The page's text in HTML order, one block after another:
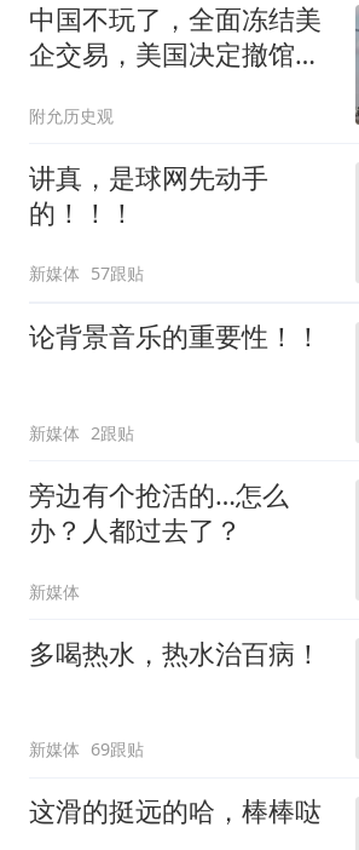
中国不玩了，全面冻结美
企交易，美国决定撤馆，
附允历史观
讲真，是球网先动手
的！！！
新媒体 57跟贴
论背景音乐的重要性！！
新媒体 2跟贴
旁边有个抢活的…怎么
办？人都过去了？
新媒体
多喝热水，热水治百病！
新媒体 69跟贴
这滑的挺远的哈，棒棒哒